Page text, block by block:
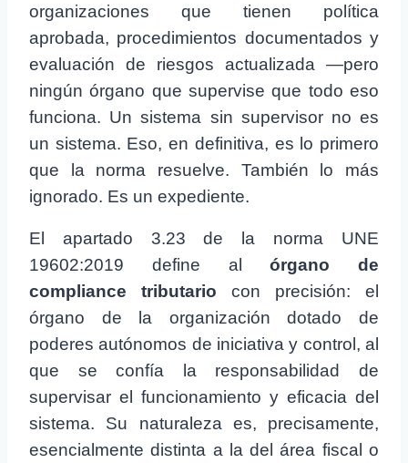
organizaciones que tienen política
aprobada, procedimientos documentados y
evaluación de riesgos actualizada —pero
ningún órgano que supervise que todo eso
funciona. Un sistema sin supervisor no es
un sistema. Eso, en definitiva, es lo primero
que la norma resuelve. También lo más
ignorado. Es un expediente.
El apartado 3.23 de la norma UNE
19602:2019 define alórgano de
compliance tributario con precisión: el
órgano de la organización dotado de
poderes autónomos de iniciativa y control, al
que se confía la responsabilidad de
supervisar el funcionamiento y eficacia del
sistema. Su naturaleza es, precisamente,
esencialmente distinta a la del área fiscal o